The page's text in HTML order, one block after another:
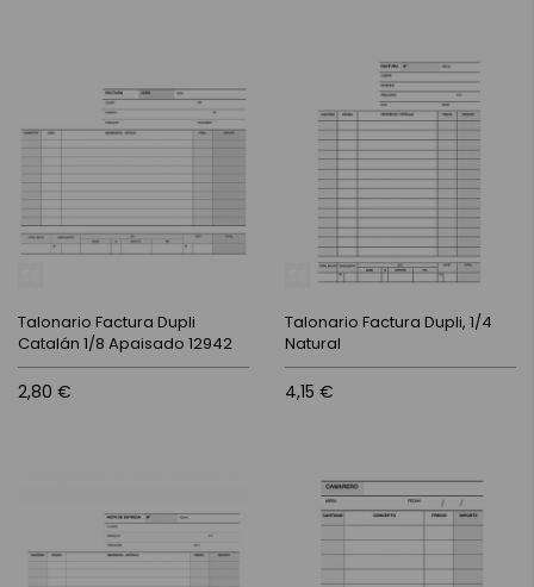
Talonario Factura Dupli
Catalán 1/8 Apaisado 12942
2,80 €
Talonario Factura Dupli, 1/4
Natural
4,15 €